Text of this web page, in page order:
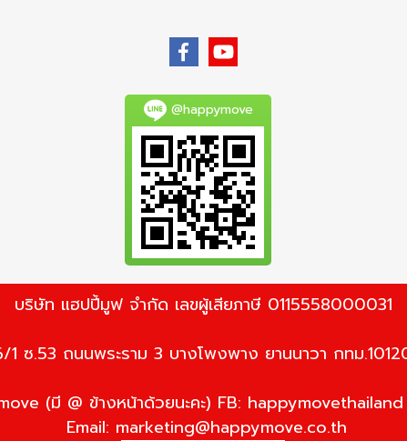
@happymove
บริษัท แฮปปี้มูฟ จำกัด เลขผู้เสียภาษี 0115558000031
1 ซ.53 ถนนพระราม 3 บางโพงพาง ยานนาวา กทม
(มี @ ข้างหน้าด้วยนะคะ) FB:
Email: marketing@happymove.co.th